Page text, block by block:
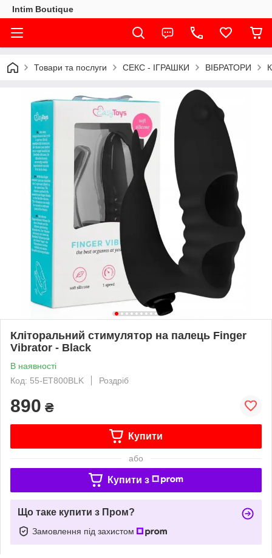
Intim Boutique
Товари та послуги СЕКС - ІГРАШКИ ВІБРАТОРИ
Кліторальний стимулятор на палець Finger
Vibrator - Black
В наявності
Код: 55-ET800BLK
Роздріб
890 ₴
Купити
або
Купити з
Що таке купити з Пром?
Замовлення під захистом